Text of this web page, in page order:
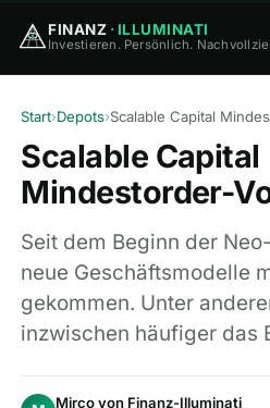
FINANZ · ILLUMINATI
Investieren. Persönlich.
FINANZ·ILLUMINATI
🏠Home
🎓Wissen
⚖️ Vergleiche
Start›Depots›
Scalable Capital
Mindestorder-
Seit dem Beginn der
neue Geschäftsmodelle
gekommen. Unter
inzwischen häufiger das
Mirco von Finanz-Illuminati